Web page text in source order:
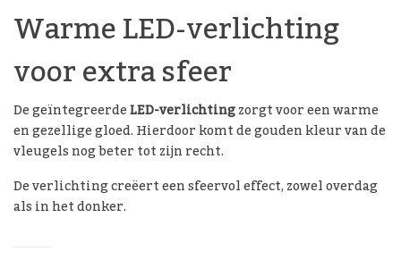
Warme LED-verlichting
voor extra sfeer
De geïntegreerdeLED-verlichtingzorgt voor een warme
en gezellige gloed. Hierdoor komt de gouden kleur van de
vleugels nog beter tot zijn recht.
De verlichting creëert een sfeervol effect, zowel overdag
als in het donker.